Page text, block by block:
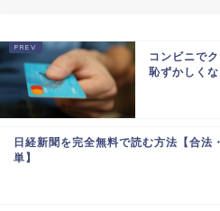
コンビニで
恥ずかしく
日経新聞を完全無料で読む方法【合法
単】